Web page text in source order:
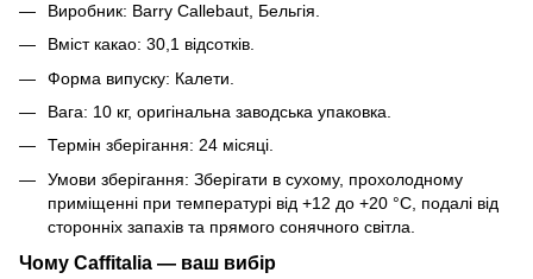
Виробник: Barry Callebaut, Бельгія.
Вміст какао: 30,1 відсотків.
Форма випуску: Калети.
Вага: 10 кг, оригінальна заводська упаковка.
Термін зберігання: 24 місяці.
Умови зберігання: Зберігати в сухому, прохолодному
приміщенні при температурі від +12 до +20 °C, подалі від
сторонніх запахів та прямого сонячного світла.
Чому Caffitalia — ваш вибір